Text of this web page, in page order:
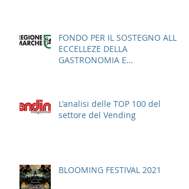
FONDO PER IL SOSTEGNO ALLE
ECCELLEZE DELLA
GASTRONOMIA E
L'analisi delle TOP 100 del
settore del Vending
BLOOMING FESTIVAL 2021